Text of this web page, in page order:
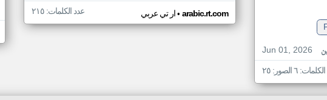
Jun 01, 2026
٦ الصور: ٢٥
ار تي عربي• arabic.rt.com عدد الكلمات: ٢١٥